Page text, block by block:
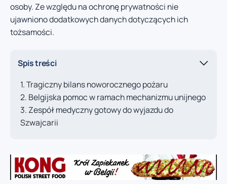
osoby. Ze względu na ochronę prywatności nie
ujawniono dodatkowych danych dotyczących ich
tożsamości.
Spis treści
Tragiczny bilans noworocznego pożaru
Belgijska pomoc w ramach mechanizmu unijnego
Zespół medyczny gotowy do wyjazdu do
Szwajcarii